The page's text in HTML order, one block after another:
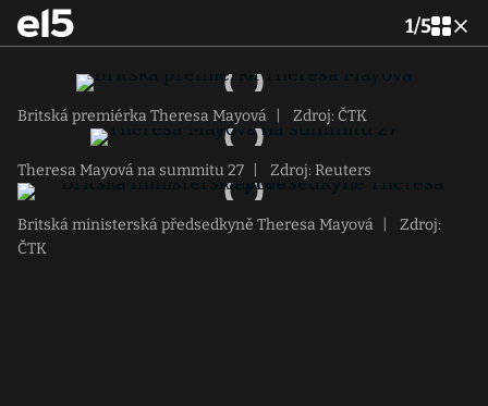
1/5
Britská premiérka Theresa Mayová Zdroj: ČTK
Theresa Mayová na summitu 27 Zdroj: Reuters
Britská ministerská předsedkyně Theresa Mayová
Zdroj:
ČTK